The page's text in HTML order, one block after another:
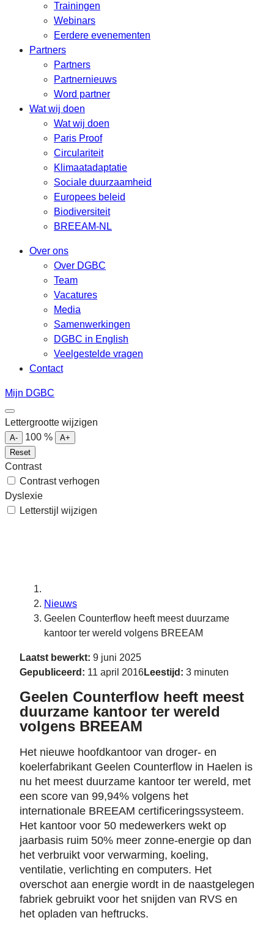
Trainingen
Webinars
Eerdere evenementen
Partners
Partners
Partnernieuws
Word partner
Wat wij doen
Wat wij doen
Paris Proof
Circulariteit
Klimaatadaptatie
Sociale duurzaamheid
Europees beleid
Biodiversiteit
BREEAM-NL
Over ons
Over DGBC
Team
Vacatures
Media
Samenwerkingen
DGBC in English
Veelgestelde vragen
Contact
Mijn DGBC
Lettergrootte wijzigen
A- 100 %
A+
Reset
Contrast
Contrast verhogen
Dyslexie
Letterstijl wijzigen
Nieuws
Geelen Counterflow heeft meest duurzame
kantoor ter wereld volgens BREEAM
Laatst bewerkt: 9 juni 2025
Gepubliceerd: 11 april 2016Leestijd: 3 minuten
Geelen Counterflow heeft meest
duurzame kantoor ter wereld
volgens BREEAM
Het nieuwe hoofdkantoor van droger- en
koelerfabrikant Geelen Counterflow in Haelen is
nu het meest duurzame kantoor ter wereld, met
een score van 99,94% volgens het
internationale BREEAM certificeringssysteem.
Het kantoor voor 50 medewerkers wekt op
jaarbasis ruim 50% meer zonne-energie op dan
het verbruikt voor verwarming, koeling,
ventilatie, verlichting en computers. Het
overschot aan energie wordt in de naastgelegen
fabriek gebruikt voor het snijden van RVS en
het opladen van heftrucks.